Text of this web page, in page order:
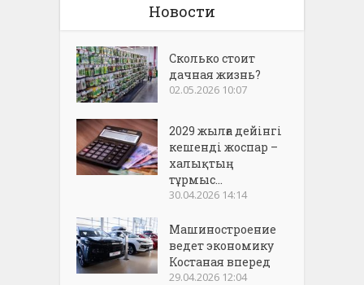
Новости
Сколько стоит
дачная жизнь?
02.05.2026 10:07
2029 жылға дейінгі
кешенді жоспар –
халықтың
тұрмыс...
30.04.2026 14:14
Машиностроение
ведет экономику
Костаная вперед
29.04.2026 12:04